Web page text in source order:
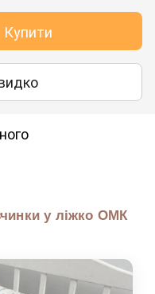
Купити
у ліжко ОМК